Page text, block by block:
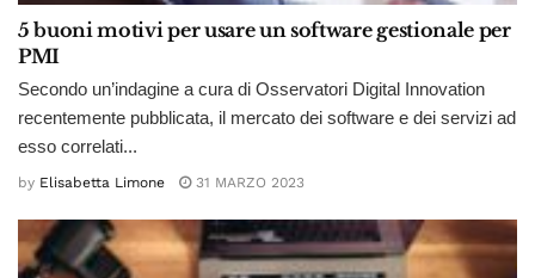
5 buoni motivi per usare un software gestionale per
PMI
Secondo un’indagine a cura di Osservatori Digital Innovation
recentemente pubblicata, il mercato dei software e dei servizi ad
esso correlati...
by Elisabetta Limone 31 MARZO 2023